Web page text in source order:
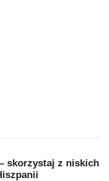
skorzystaj z niskich